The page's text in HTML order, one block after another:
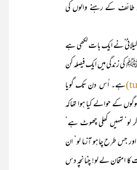
کے رہنے والوں کی
ؒنے ایک بات لکھی ہے
زندگی میں ایک فیصلہ کن
ہے۔ اُس دن تک گویا
کے حوالے کیا ہوا تھاکہ
تمہیں کھلی چھوٹ ہے‘
جس طرح چاہو آزما لو‘ ان
امتحان لے لو! چنانچہ دس